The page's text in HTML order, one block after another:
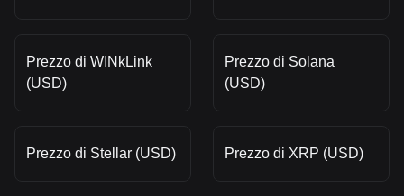
Prezzo di WINkLink
(USD)
Prezzo di Solana
(USD)
Prezzo di Stellar (USD) Prezzo di XRP (USD)